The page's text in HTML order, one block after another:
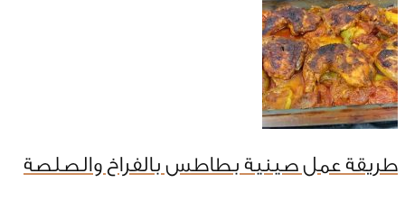
طريقة عمل صينية بطاطس بالفراخ والصلصة